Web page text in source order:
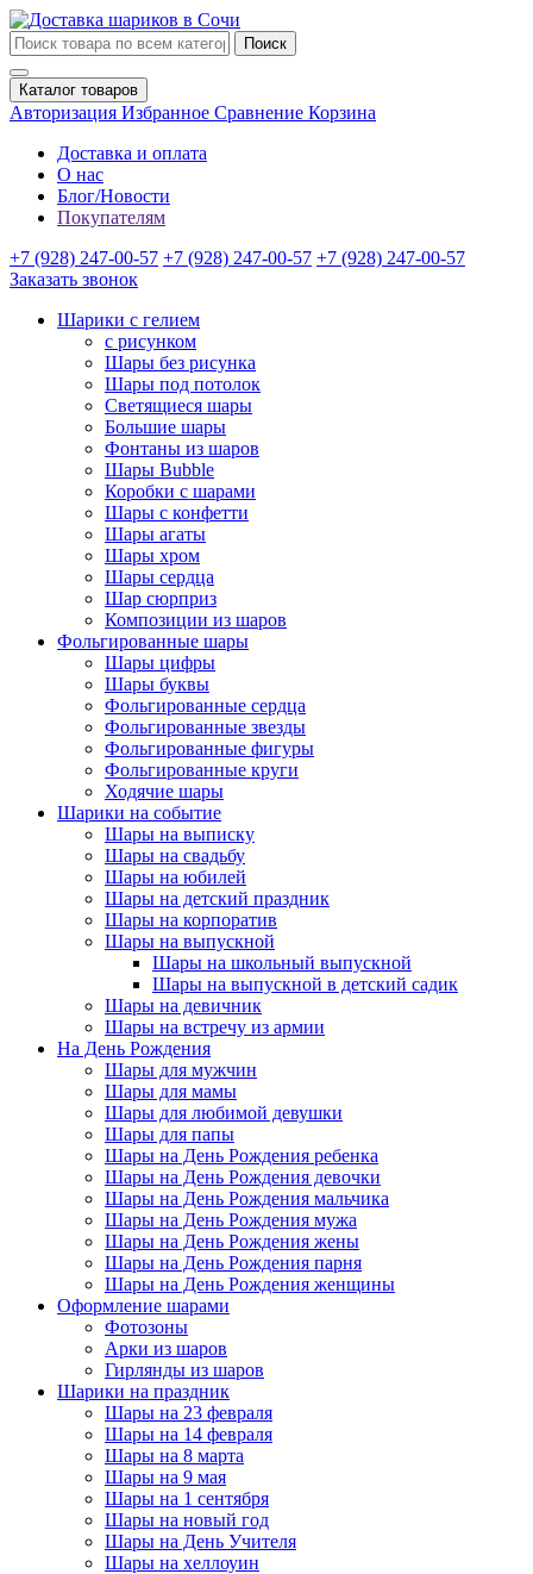
Поиск
Каталог товаров
Авторизация Избранное Сравнение Корзина
Доставка и оплата
О нас
Блог/Новости
Покупателям
+7 (928) 247-00-57 +7 (928) 247-00-57 +7 (928) 247-00-57
Заказать звонок
Шарики с гелием
с рисунком
Шары без рисунка
Шары под потолок
Светящиеся шары
Большие шары
Фонтаны из шаров
Шары Bubble
Коробки с шарами
Шары с конфетти
Шары агаты
Шары хром
Шары сердца
Шар сюрприз
Композиции из шаров
Фольгированные шары
Шары цифры
Шары буквы
Фольгированные сердца
Фольгированные звезды
Фольгированные фигуры
Фольгированные круги
Ходячие шары
Шарики на событие
Шары на выписку
Шары на свадьбу
Шары на юбилей
Шары на детский праздник
Шары на корпоратив
Шары на выпускной
Шары на школьный выпускной
Шары на выпускной в детский садик
Шары на девичник
Шары на встречу из армии
На День Рождения
Шары для мужчин
Шары для мамы
Шары для любимой девушки
Шары для папы
Шары на День Рождения ребенка
Шары на День Рождения девочки
Шары на День Рождения мальчика
Шары на День Рождения мужа
Шары на День Рождения жены
Шары на День Рождения парня
Шары на День Рождения женщины
Оформление шарами
Фотозоны
Арки из шаров
Гирлянды из шаров
Шарики на праздник
Шары на 23 февраля
Шары на 14 февраля
Шары на 8 марта
Шары на 9 мая
Шары на 1 сентября
Шары на новый год
Шары на День Учителя
Шары на хеллоуин